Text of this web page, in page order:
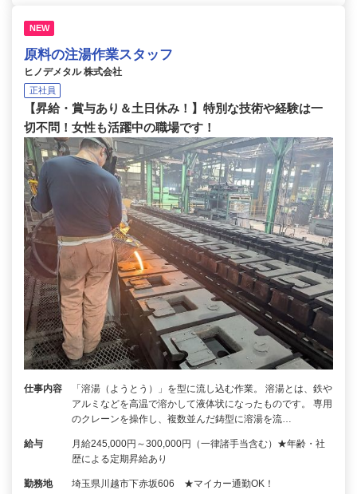
NEW
原料の注湯作業スタッフ
ヒノデメタル 株式会社
正社員
【昇給・賞与あり＆土日休み！】特別な技術や経験は一
切不問！女性も活躍中の職場です！
仕事内容
「溶湯（ようとう）」を型に流し込む作業。 溶湯とは、鉄や
アルミなどを高温で溶かして液体状になったものです。 専用
のクレーンを操作し、複数並んだ鋳型に溶湯を流…
給与
月給245,000円～300,000円（一律諸手当含む）★年齢・社
歴による定期昇給あり
勤務地 埼玉県川越市下赤坂606 ★マイカー通勤OK！